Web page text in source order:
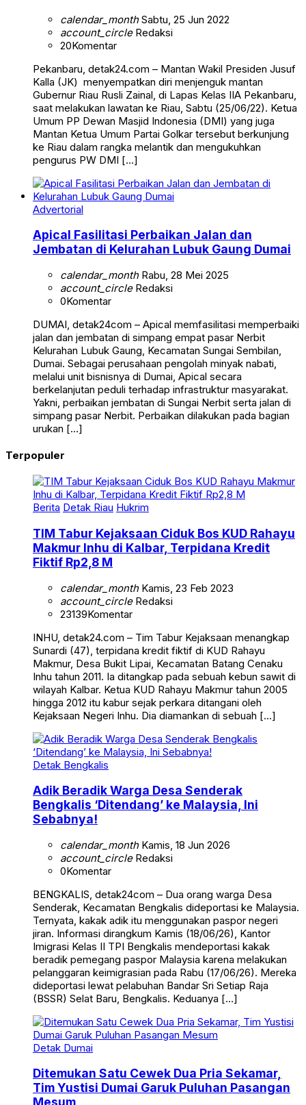
calendar_monthSabtu, 25 Jun 2022
account_circleRedaksi
20Komentar
Pekanbaru, detak24.com – Mantan Wakil Presiden Jusuf
Kalla (JK) menyempatkan diri menjenguk mantan
Gubernur Riau Rusli Zainal, di Lapas Kelas IIA Pekanbaru,
saat melakukan lawatan ke Riau, Sabtu (25/06/22). Ketua
Umum PP Dewan Masjid Indonesia (DMI) yang juga
Mantan Ketua Umum Partai Golkar tersebut berkunjung
ke Riau dalam rangka melantik dan mengukuhkan
pengurus PW DMI […]
Advertorial
Apical Fasilitasi Perbaikan Jalan dan
Jembatan di Kelurahan Lubuk Gaung Dumai
calendar_monthRabu, 28 Mei 2025
account_circleRedaksi
0Komentar
DUMAI, detak24com – Apical memfasilitasi memperbaiki
jalan dan jembatan di simpang empat pasar Nerbit
Kelurahan Lubuk Gaung, Kecamatan Sungai Sembilan,
Dumai. Sebagai perusahaan pengolah minyak nabati,
melalui unit bisnisnya di Dumai, Apical secara
berkelanjutan peduli terhadap infrastruktur masyarakat.
Yakni, perbaikan jembatan di Sungai Nerbit serta jalan di
simpang pasar Nerbit. Perbaikan dilakukan pada bagian
urukan […]
Terpopuler
Berita Detak Riau Hukrim
TIM Tabur Kejaksaan Ciduk Bos KUD Rahayu
Makmur Inhu di Kalbar, Terpidana Kredit
Fiktif Rp2,8 M
calendar_monthKamis, 23 Feb 2023
account_circleRedaksi
23139Komentar
INHU, detak24.com – Tim Tabur Kejaksaan menangkap
Sunardi (47), terpidana kredit fiktif di KUD Rahayu
Makmur, Desa Bukit Lipai, Kecamatan Batang Cenaku
Inhu tahun 2011. Ia ditangkap pada sebuah kebun sawit di
wilayah Kalbar. Ketua KUD Rahayu Makmur tahun 2005
hingga 2012 itu kabur sejak perkara ditangani oleh
Kejaksaan Negeri Inhu. Dia diamankan di sebuah […]
Detak Bengkalis
Adik Beradik Warga Desa Senderak
Bengkalis ‘Ditendang’ ke Malaysia, Ini
Sebabnya!
calendar_monthKamis, 18 Jun 2026
account_circleRedaksi
0Komentar
BENGKALIS, detak24com – Dua orang warga Desa
Senderak, Kecamatan Bengkalis dideportasi ke Malaysia.
Ternyata, kakak adik itu menggunakan paspor negeri
jiran. Informasi dirangkum Kamis (18/06/26), Kantor
Imigrasi Kelas II TPI Bengkalis mendeportasi kakak
beradik pemegang paspor Malaysia karena melakukan
pelanggaran keimigrasian pada Rabu (17/06/26). Mereka
dideportasi lewat pelabuhan Bandar Sri Setiap Raja
(BSSR) Selat Baru, Bengkalis. Keduanya […]
Detak Dumai
Ditemukan Satu Cewek Dua Pria Sekamar,
Tim Yustisi Dumai Garuk Puluhan Pasangan
Mesum